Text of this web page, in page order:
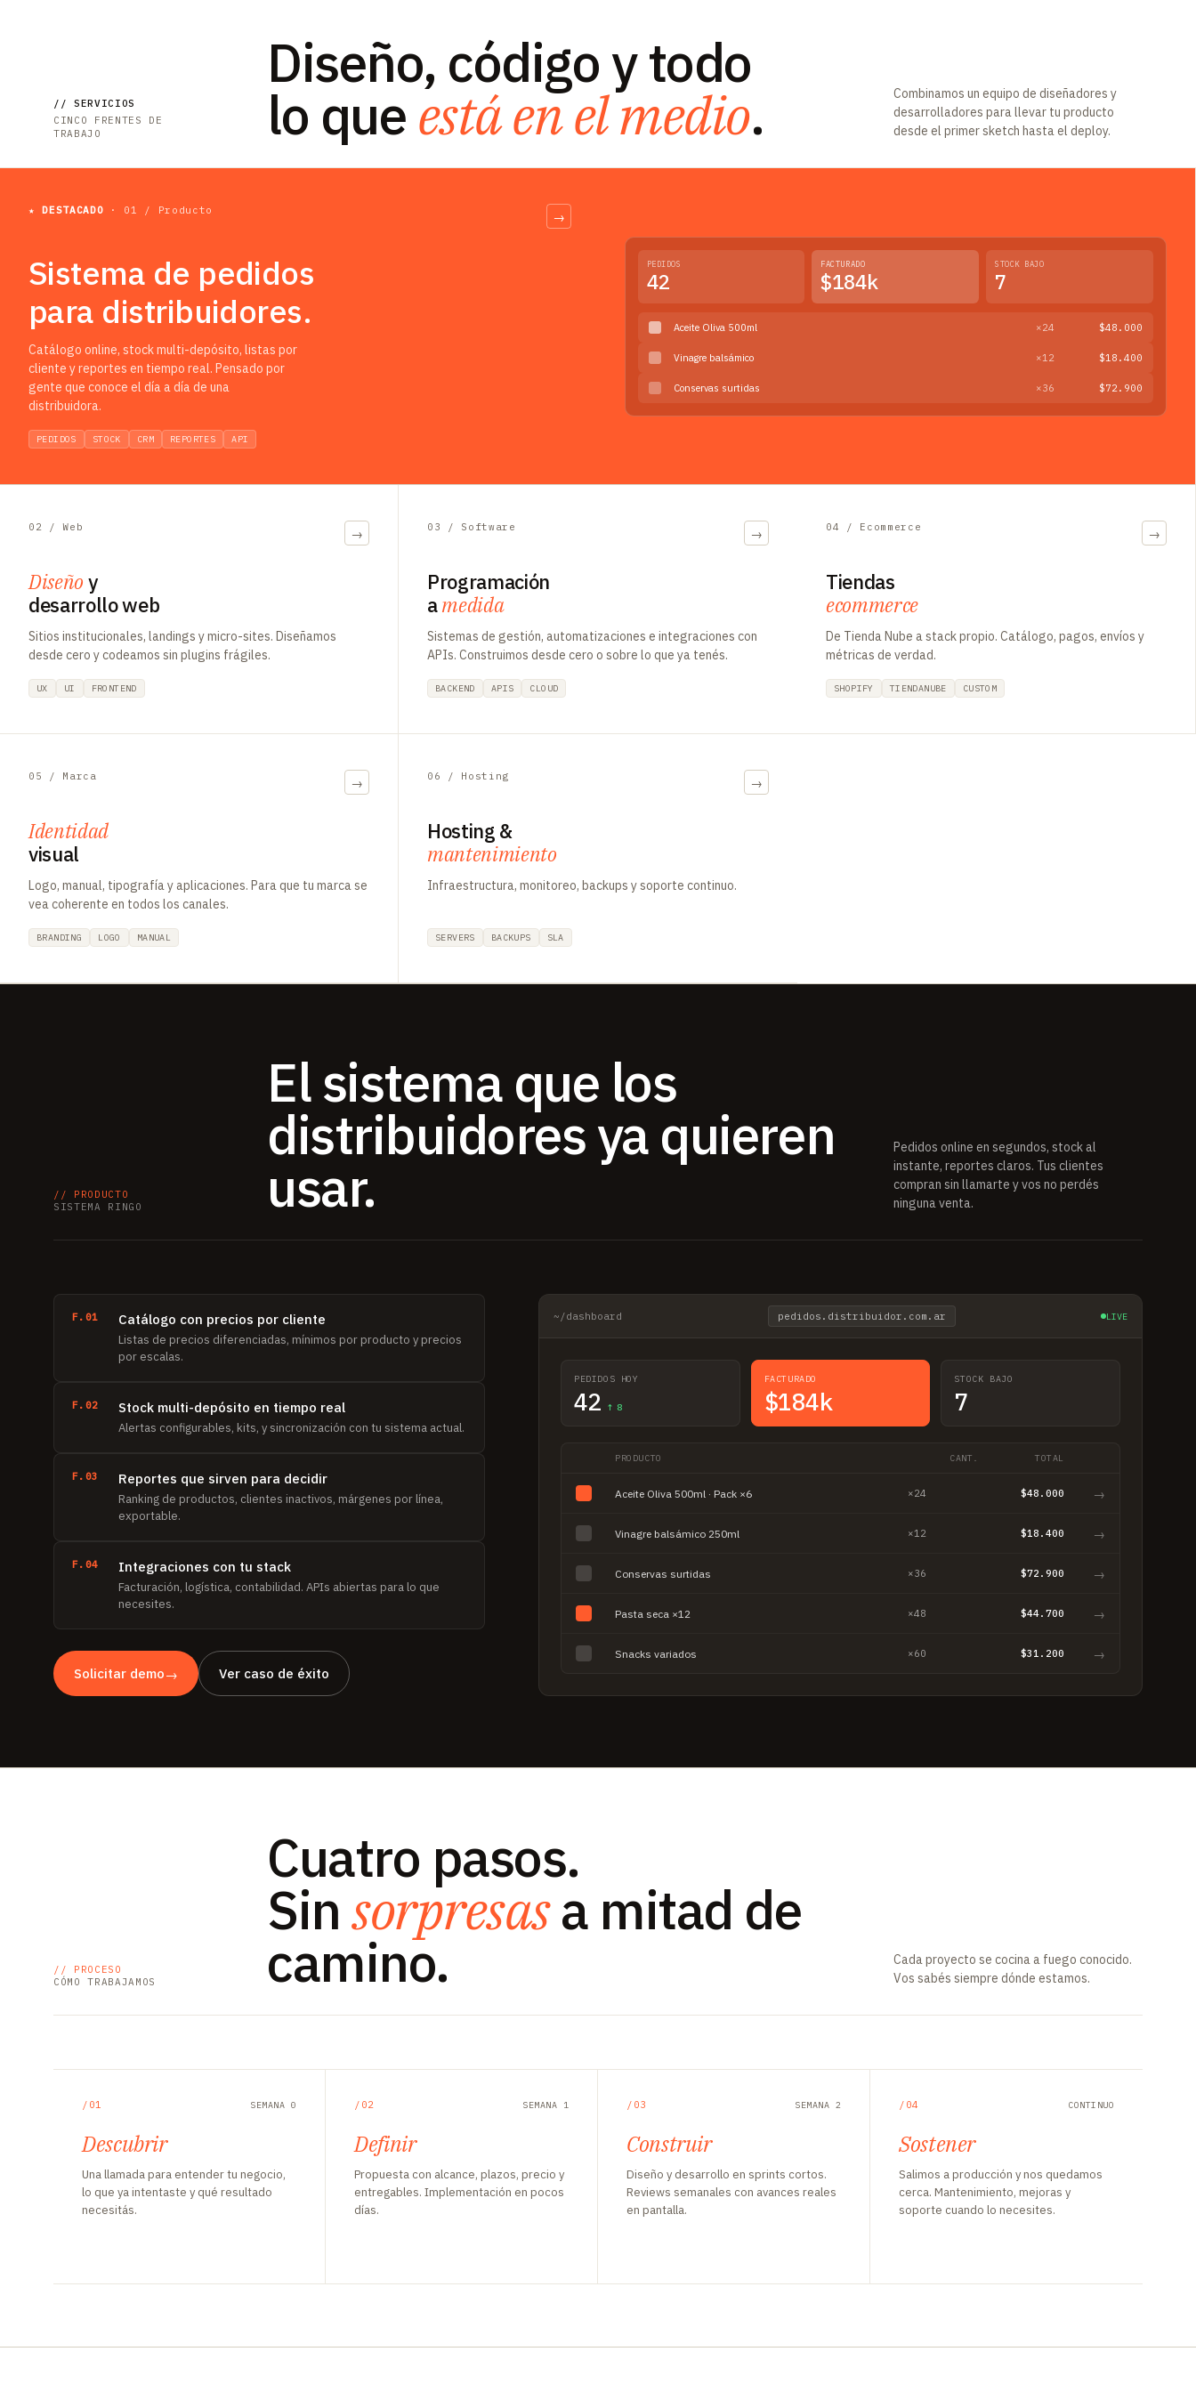
// SERVICIOS
CINCO FRENTES DE
TRABAJO
Diseño, código y todo
lo queestá en el medio.
Combinamos un equipo de diseñadores y
desarrolladores para llevar tu producto
desde el primer sketch hasta el deploy.
★ DESTACADO · 01 / Producto →
Sistema de pedidos
para distribuidores.
Catálogo online, stock multi-depósito, listas por
cliente y reportes en tiempo real. Pensado por
gente que conoce el día a día de una
distribuidora.
PEDIDOS STOCK CRM REPORTES API
PEDIDOS
42
FACTURADO
$184k
STOCK BAJO
7
Aceite Oliva 500ml ×24 $48.000
Vinagre balsámico ×12 $18.400
Conservas surtidas ×36 $72.900
02 / Web →
Diseño y
desarrollo web
Sitios institucionales, landings y micro-sites. Diseñamos
desde cero y codeamos sin plugins frágiles.
UX UI FRONTEND
03 / Software →
Programación
amedida
Sistemas de gestión, automatizaciones e integraciones con
APIs. Construimos desde cero o sobre lo que ya tenés.
BACKEND APIS CLOUD
04 / Ecommerce →
Tiendas
ecommerce
De Tienda Nube a stack propio. Catálogo, pagos, envíos y
métricas de verdad.
SHOPIFY TIENDANUBE CUSTOM
05 / Marca →
Identidad
visual
Logo, manual, tipografía y aplicaciones. Para que tu marca se
vea coherente en todos los canales.
BRANDING LOGO MANUAL
06 / Hosting →
Hosting &
mantenimiento
Infraestructura, monitoreo, backups y soporte continuo.
SERVERS BACKUPS SLA
// PRODUCTO
SISTEMA RINGO
El sistema que los
distribuidores ya quieren
usar.
Pedidos online en segundos, stock al
instante, reportes claros. Tus clientes
compran sin llamarte y vos no perdés
ninguna venta.
F.01 Catálogo con precios por cliente
Listas de precios diferenciadas, mínimos por producto y precios
por escalas.
F.02 Stock multi-depósito en tiempo real
Alertas configurables, kits, y sincronización con tu sistema actual.
F.03 Reportes que sirven para decidir
Ranking de productos, clientes inactivos, márgenes por línea,
exportable.
F.04 Integraciones con tu stack
Facturación, logística, contabilidad. APIs abiertas para lo que
necesites.
Solicitar demo→ Ver caso de éxito
~/dashboard pedidos.distribuidor.com.ar LIVE
PEDIDOS HOY
42 ↑ 8
FACTURADO
$184k
STOCK BAJO
7
PRODUCTO CANT. TOTAL
Aceite Oliva 500ml · Pack ×6 ×24 $48.000 →
Vinagre balsámico 250ml ×12 $18.400 →
Conservas surtidas ×36 $72.900 →
Pasta seca ×12 ×48 $44.700 →
Snacks variados ×60 $31.200 →
// PROCESO
CÓMO TRABAJAMOS
Cuatro pasos.
Sinsorpresasa mitad de
camino.
Cada proyecto se cocina a fuego conocido.
Vos sabés siempre dónde estamos.
/01 SEMANA 0
Descubrir
Una llamada para entender tu negocio,
lo que ya intentaste y qué resultado
necesitás.
/02 SEMANA 1
Definir
Propuesta con alcance, plazos, precio y
entregables. Implementación en pocos
días.
/03 SEMANA 2
Construir
Diseño y desarrollo en sprints cortos.
Reviews semanales con avances reales
en pantalla.
/04 CONTINUO
Sostener
Salimos a producción y nos quedamos
cerca. Mantenimiento, mejoras y
soporte cuando lo necesites.